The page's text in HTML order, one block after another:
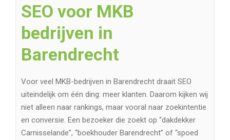
SEO voor MKB
bedrijven in
Barendrecht
Voor veel MKB-bedrijven in Barendrecht draait SEO
uiteindelijk om één ding: meer klanten. Daarom kijken wij
niet alleen naar rankings, maar vooral naar zoekintentie
en conversie. Een bezoeker die zoekt op “dakdekker
Carnisselande”, “boekhouder Barendrecht” of “spoed